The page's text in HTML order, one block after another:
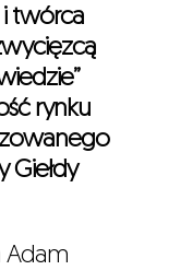
i twórca
rynku
Giełdy
Adam